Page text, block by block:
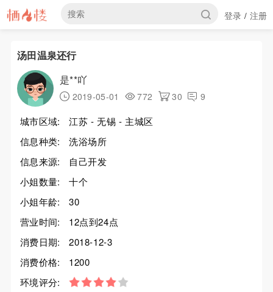
登录 / 注册
汤田温泉还行
是**吖
2019-05-01 772 30 9
城市区域:
江苏 - 无锡 - 主城区
信息种类:
洗浴场所
信息来源:
自己开发
小姐数量:
十个
小姐年龄:
30
营业时间:
12点到24点
消费日期:
2018-12-3
消费价格:
1200
环境评分: